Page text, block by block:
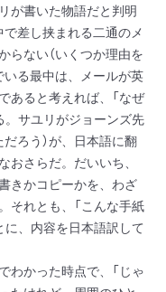
が書いた物語だと判明
差し挟まれる二通のメ
らない（いくつか理由を
いる最中は、メールが英
あると考えれば、「なぜ
。サユリがジョーンズ先
ろう）が、日本語に翻
さらだ。だいいち、
きかコピーかを、わざ
それとも、「こんな手紙
に、内容を日本語訳して
かった時点で、「じゃ